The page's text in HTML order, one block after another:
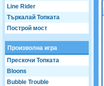
Line Rider
Търкалай Топката
Построй мост
Произволна игра
Прескочи Топката
Bloons
Bubble Trouble